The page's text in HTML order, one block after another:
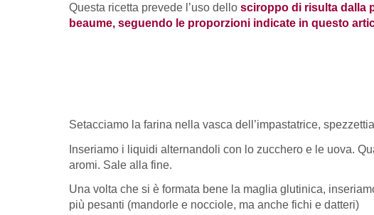
Questa ricetta prevede l’uso dello sciroppo di risulta dalla
beaume, seguendo le proporzioni indicate in questo
Setacciamo la farina nella vasca dell’impastatrice,
Inseriamo i liquidi alternandoli con lo zucchero e le uova.
aromi. Sale alla fine.
Una volta che si è formata bene la maglia glutinica,
più pesanti (mandorle e nocciole, ma anche fichi e datteri)